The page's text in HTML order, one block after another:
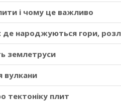
і чому це важливо
народжуються гори,
землетруси
вулкани
тектоніку плит